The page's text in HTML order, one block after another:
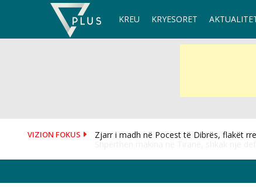
KREU KRYESORET
VIZION FOKUS Shpërthen makina në Tiranë, shkak një